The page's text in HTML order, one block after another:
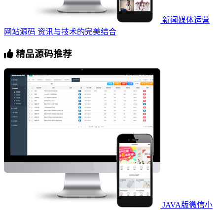
新闻媒体运营
网站源码 资讯与技术的完美结合
精品源码推荐
JAVA版微信小